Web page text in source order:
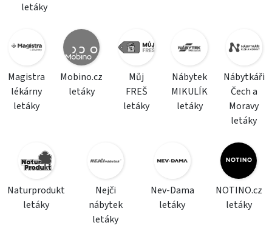
letáky
Magistra
lékárny
letáky
Mobino.cz
letáky
Můj
FREŠ
letáky
Nábytek
MIKULÍK
letáky
Nábytkáři
Čech a
Moravy
letáky
Naturprodukt
letáky
Nejči
nábytek
letáky
Nev-Dama
letáky
NOTINO.cz
letáky